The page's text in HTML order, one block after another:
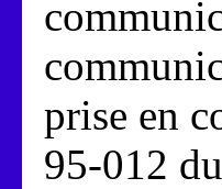
prise en
95-012